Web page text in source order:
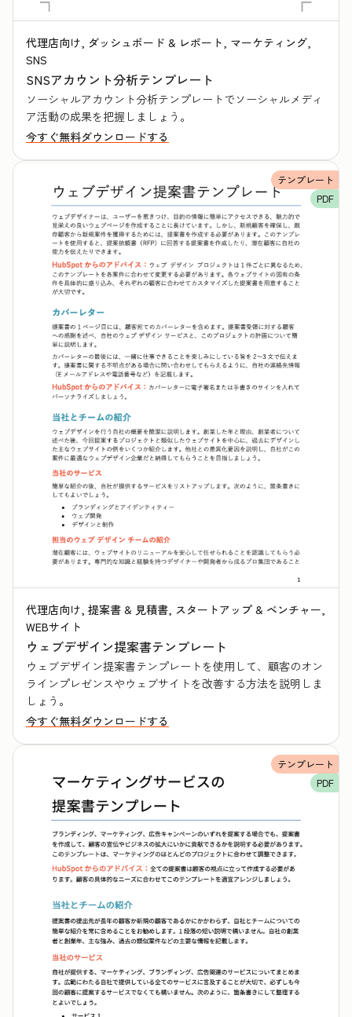
代理店向け, ダッシュボード & レポート, マーケティング,
SNS
SNSアカウント分析テンプレート
ソーシャルアカウント分析テンプレートでソーシャルメディ
ア活動の成果を把握しましょう。
今すぐ無料ダウンロードする
テンプレート
PDF
代理店向け, 提案書 & 見積書, スタートアップ & ベンチャー,
WEBサイト
ウェブデザイン提案書テンプレート
ウェブデザイン提案書テンプレートを使用して、顧客のオン
ラインプレゼンスやウェブサイトを改善する方法を説明しま
しょう。
今すぐ無料ダウンロードする
テンプレート
PDF